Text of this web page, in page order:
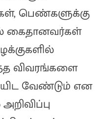
பெண்களுக்கு
கைதானவர்கள்
விவரங்களை
வேண்டும் என